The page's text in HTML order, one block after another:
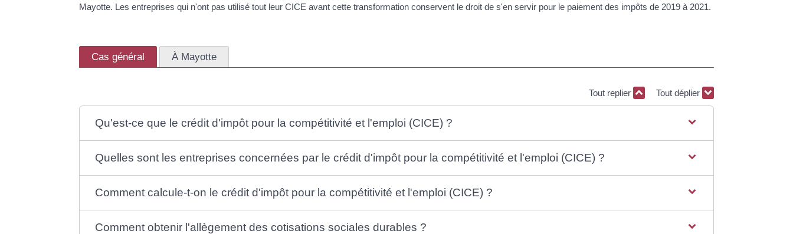
Mayotte. Les entreprises qui n'ont pas utilisé tout leur CICE avant cette transformation conservent le droit de s'en servir pour le paiement des impôts de 2019 à 2021.
Cas général À Mayotte
Tout replier Tout déplier
Qu'est-ce que le crédit d'impôt pour la compétitivité et l'emploi (CICE) ?
Quelles sont les entreprises concernées par le crédit d'impôt pour la compétitivité et l'emploi (CICE) ?
Comment calcule-t-on le crédit d'impôt pour la compétitivité et l'emploi (CICE) ?
Comment obtenir l'allègement des cotisations sociales durables ?